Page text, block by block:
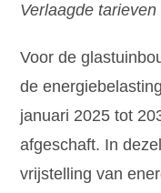
Verlaagde tarieven
Voor de
de
januari 2025 tot
afgeschaft. In
vrijstelling van